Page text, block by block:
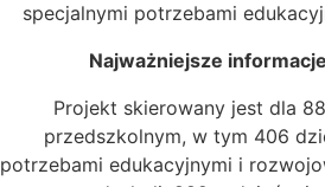
specjalnymi potrzebami
Najważniejsze
Projekt skierowany jest dla
przedszkolnym, w tym 406
potrzebami edukacyjnymi i